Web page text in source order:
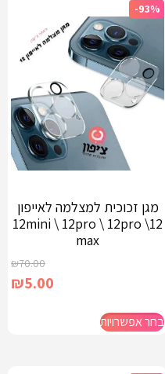
-93%
מגן זכוכית למצלמה לאייפון
12\ 12mini \ 12pro \ 12pro
max
₪70.00
₪5.00
בחר אפשרויות